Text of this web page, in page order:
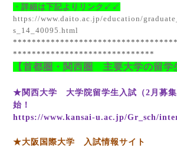
・詳細は下記よりリンク↙↙
https://www.daito.ac.jp/education/
s_14_40095.html
******************************
【首都圏・関西圏 主要大学の留学
★関西大学 大学院留学生入試（2 月募
始！
https://www.kansai-u.ac.jp/Gr_sch/
★大阪国際大学 入試情報サイト